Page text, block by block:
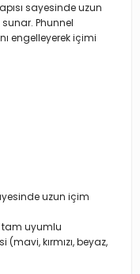
sayesinde uzun
Phunnel
engelleyerek içimi
uzun içim
tam uyumlu
(mavi, kırmızı, beyaz,